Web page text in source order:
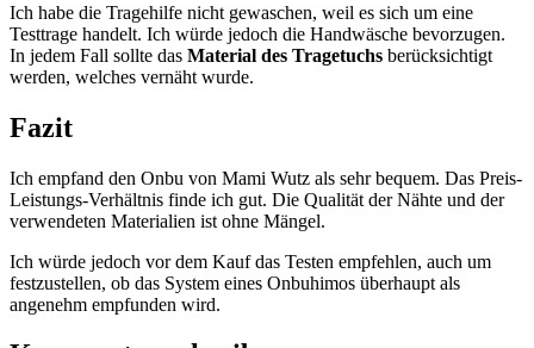
Ich habe die Tragehilfe nicht gewaschen, weil es sich um eine
Testtrage handelt. Ich würde jedoch die Handwäsche bevorzugen.
In jedem Fall sollte das Material des Tragetuchs berücksichtigt
werden, welches vernäht wurde.
Fazit
Ich empfand den Onbu von Mami Wutz als sehr bequem. Das Preis-
Leistungs-Verhältnis finde ich gut. Die Qualität der Nähte und der
verwendeten Materialien ist ohne Mängel.
Ich würde jedoch vor dem Kauf das Testen empfehlen, auch um
festzustellen, ob das System eines Onbuhimos überhaupt als
angenehm empfunden wird.